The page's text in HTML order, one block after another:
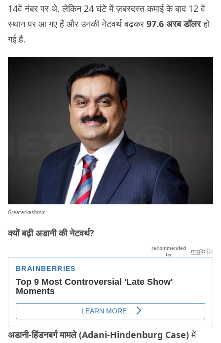
14वें नंबर पर थे, लेकिन 24 घंटे में ज़बरदस्‍त कमाई के बाद 12 वें
स्थान पर आ गए हैं और उनकी नेटवर्थ बढ़कर 97.6 अरब डॉलरहो
गई है.
Greaterkashmir
क्‍यों बढ़ी अडानी की नेटवर्थ?
अडानी-हिंडनबर्ग मामले (Adani-Hindenburg Case)में